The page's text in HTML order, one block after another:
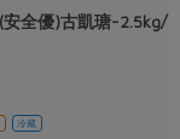
安全優)古凱瑭-2.5kg/
冷藏